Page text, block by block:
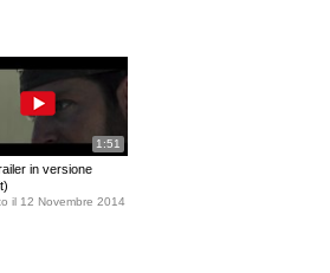
1:51
in versione
il 12 Novembre 2014